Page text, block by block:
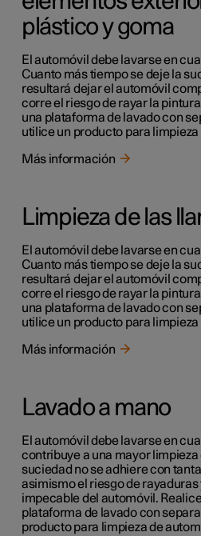
plástico y goma
El automóvil debe lavarse en
Cuanto más tiempo se deje la
resultará dejar el automóvil
corre el riesgo de rayar la
una plataforma de lavado con
utilice un producto para
Más información
Limpieza de las
El automóvil debe lavarse en
Cuanto más tiempo se deje la
resultará dejar el automóvil
corre el riesgo de rayar la
una plataforma de lavado con
utilice un producto para
Más información
Lavado a mano
El automóvil debe lavarse en
contribuye a una mayor limpieza
suciedad no se adhiere con
asimismo el riesgo de
impecable del automóvil.
plataforma de lavado con
producto para limpieza de